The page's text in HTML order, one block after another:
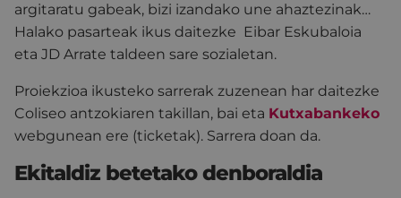
argitaratu gabeak, bizi izandako une ahaztezinak…
Halako pasarteak ikus daitezke Eibar Eskubaloia
eta JD Arrate taldeen sare sozialetan.
Proiekzioa ikusteko sarrerak zuzenean har daitezke
Coliseo antzokiaren takillan, bai eta Kutxabankeko
webgunean ere (ticketak). Sarrera doan da.
Ekitaldiz betetako denboraldia